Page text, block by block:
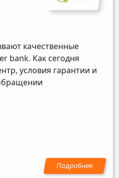
качественные
bank. Как сегодня
условия гарантии и